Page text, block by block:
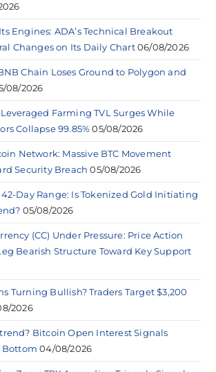
Engines: ADA’s Technical Breakout
Changes on Its Daily Chart 06/08/2026
Chain Loses Ground to Polygon and
08/2026
Farming TVL Surges While
Collapse 99.85% 05/08/2026
Network: Massive BTC Movement
Security Breach 05/08/2026
42-Day Range: Is Tokenized Gold Initiating
05/08/2026
(CC) Under Pressure: Price Action
Bearish Structure Toward Key Support
Turning Bullish? Traders Target $3,200
2026
Bitcoin Open Interest Signals
Bottom 04/08/2026